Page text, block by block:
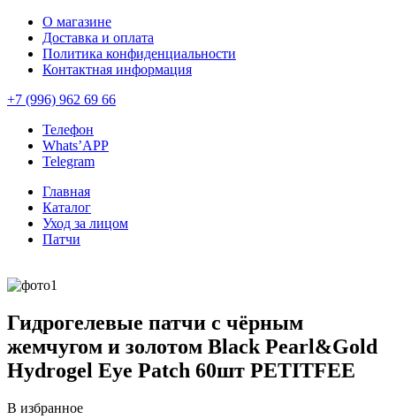
О магазине
Доставка и оплата
Политика конфиденциальности
Контактная информация
+7 (996) 962 69 66
Телефон
Whats’APP
Telegram
Главная
Каталог
Уход за лицом
Патчи
Гидрогелевые патчи с чёрным
жемчугом и золотом Black Pearl&Gold
Hydrogel Eye Patch 60шт PETITFEE
В избранное